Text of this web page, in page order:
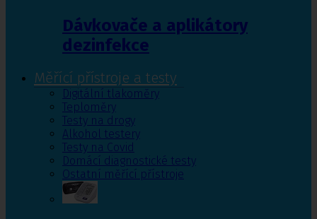
Dávkovače a aplikátory
dezinfekce
Měřící přístroje a testy
Digitální tlakoměry
Teploměry
Testy na drogy
Alkohol testery
Testy na Covid
Domácí diagnostické testy
Ostatní měřící přístroje